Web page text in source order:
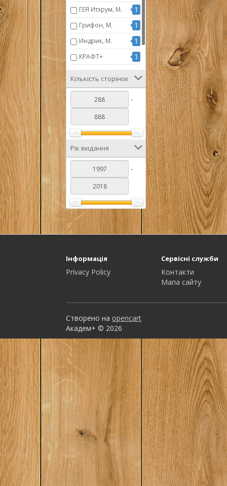
ГЕЯ Итэрум, М. 1
Грифон, М. 1
Индрик, М. 1
КРАФТ+ 1
Русич, Смол. 1
Кількість сторінок
-
Рік видання
-
Інформація
Privacy Policy
Сервісні служби
Контакти
Мапа сайту
Створено на opencart
Академ+ © 2026